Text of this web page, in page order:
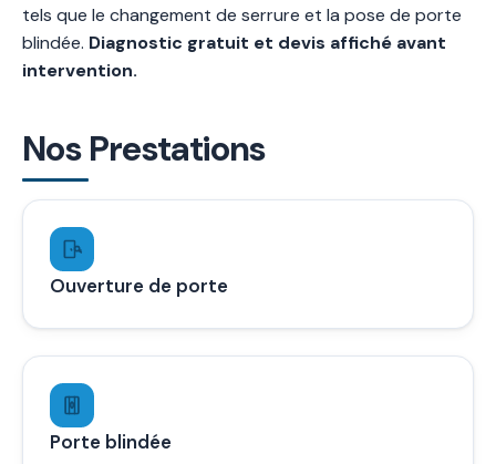
tels que le changement de serrure et la pose de porte
blindée. Diagnostic gratuit et devis affiché avant
intervention.
Nos Prestations
Ouverture de porte
Porte blindée